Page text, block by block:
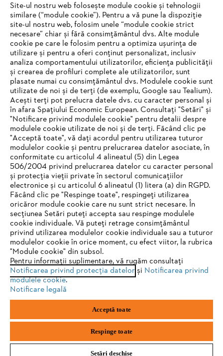
#STIHL
STIHL Romania
Informaţii Utile
Politica de confidenţialitate Informare legală
Politica de cookie Informații juridice
SC Andreas Stihl Motounelte SRL
Str. Drumul Gării Otopeni, nr. 26-28
IHR BROWSER WIRD NICHT
UNTERSTÜTZT
Sie nutzen einen Browser, den wir noch nicht unterstützen. Für
eine optimale Nutzung unserer Seite empfehlen wir Ihnen, zu
einem der folgenden Browser zu wechseln:
Firefox Chrome
Site-ul nostru web folosește module cookie și tehnologii
similare (“module cookie”). Pentru a vă pune la dispoziție
site-ul nostru web, folosim unele “module cookie strict
necesare” chiar și fără consimțământul dvs. Alte module
cookie pe care le folosim pentru a optimiza ușurința de
utilizare și pentru a oferi conținut personalizat, inclusiv
analiza comportamentului utilizatorilor, eficiența publicității
și crearea de profiluri complete ale utilizatorilor, sunt
plasate numai cu consimțământul dvs. Modulele cookie sunt
utilizate de noi și de terți (de exemplu, Google sau Tealium).
Acești terți pot prelucra datele dvs. cu caracter personal și
în afara Spațiului Economic European. Consultați "Setări" și
"Notificare privind modulele cookie" pentru detalii despre
modulele cookie utilizate de noi și de terți. Făcând clic pe
"Acceptă toate", vă dați acordul pentru utilizarea tuturor
modulelor cookie și pentru prelucrarea datelor asociate, în
conformitate cu articolul 4 alineatul (5) din Legea
506/2004 privind prelucrarea datelor cu caracter personal
și protecția vieții private în sectorul comunicațiilor
electronice și cu articolul 6 alineatul (1) litera (a) din RGPD.
Făcând clic pe "Respinge toate", respingeți utilizarea
oricăror module cookie care nu sunt strict necesare. În
secțiunea Setări puteți accepta sau respinge modulele
cookie individuale. Vă puteți retrage consimțământul
privind utilizarea modulelor cookie individuale sau a tuturor
modulelor cookie în orice moment, cu efect viitor, la rubrica
"Module cookie" din subsol.
Pentru informații suplimentare, vă rugăm consultați
Notificarea privind protecția datelorși Notificarea privind
modulele cookie.
Notificare legală
Acceptă toate
Respinge toate
Setări deschise